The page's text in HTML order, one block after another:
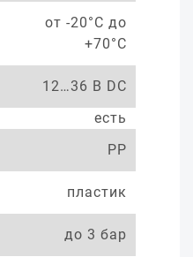
от -20°С до
+70°С
12…36 В DC
есть
PP
пластик
до 3 бар